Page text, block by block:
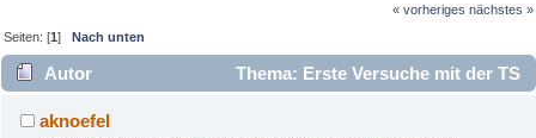
« vorheriges nächstes »
Seiten: [1]Nach unten
Autor
Thema: Erste Versuche mit der TS
MCD 130 (Kamera fürs Mikroskop) (Gelesen 4818 mal)
aknoefel